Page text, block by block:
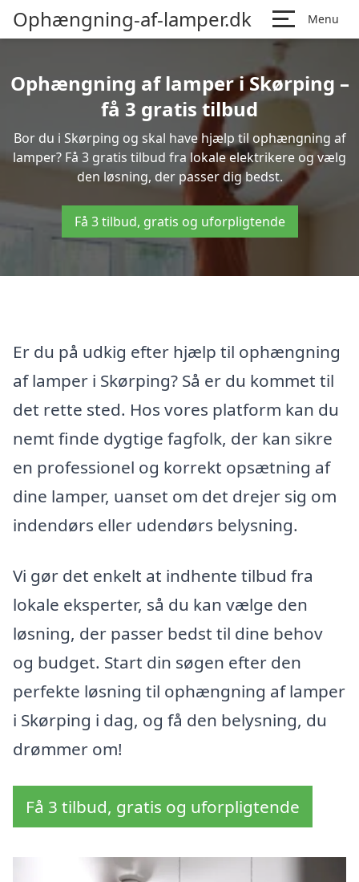
Ophængning-af-lamper.dk Menu
Ophængning af lamper i Skørping –
få 3 gratis tilbud
Bor du i Skørping og skal have hjælp til ophængning af
lamper? Få 3 gratis tilbud fra lokale elektrikere og vælg
den løsning, der passer dig bedst.
Få 3 tilbud, gratis og uforpligtende
Er du på udkig efter hjælp til ophængning
af lamper i Skørping? Så er du kommet til
det rette sted. Hos vores platform kan du
nemt finde dygtige fagfolk, der kan sikre
en professionel og korrekt opsætning af
dine lamper, uanset om det drejer sig om
indendørs eller udendørs belysning.
Vi gør det enkelt at indhente tilbud fra
lokale eksperter, så du kan vælge den
løsning, der passer bedst til dine behov
og budget. Start din søgen efter den
perfekte løsning til ophængning af lamper
i Skørping i dag, og få den belysning, du
drømmer om!
Få 3 tilbud, gratis og uforpligtende